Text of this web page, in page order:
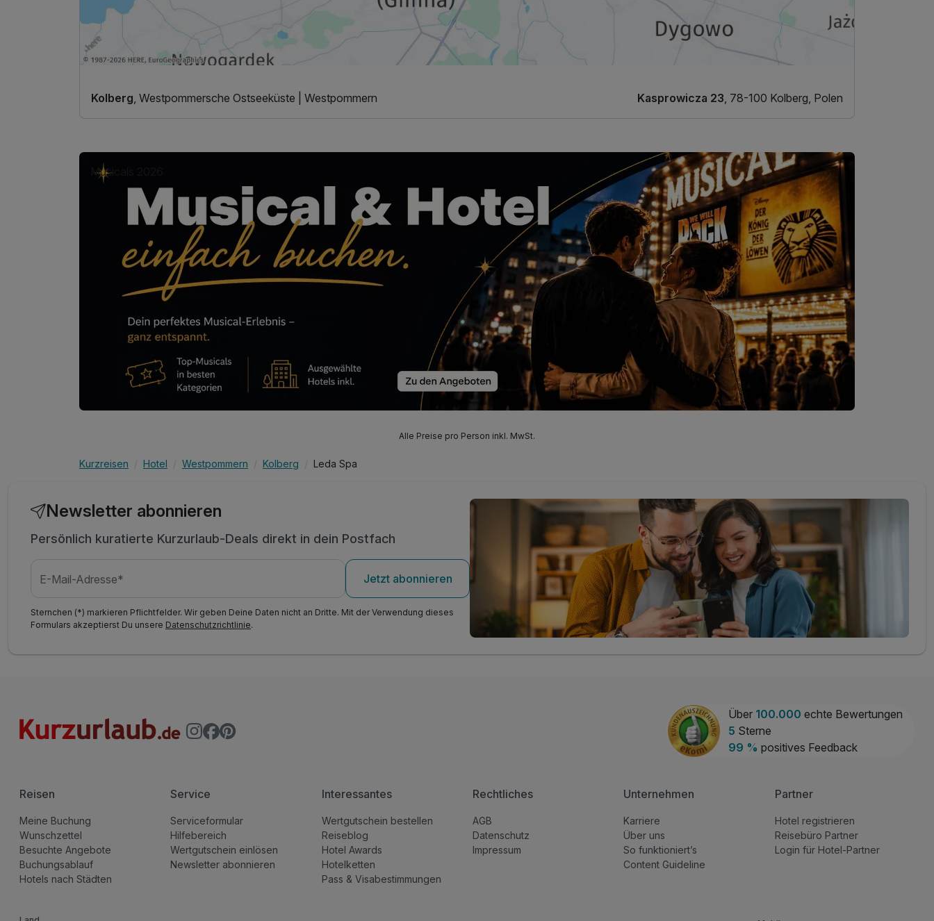
Kolberg, Westpommersche Ostseeküste | Westpommern Kasprowicza 23, 78-100 Kolberg, Polen
Musicals 2026
Alle Preise pro Person inkl. MwSt.
Kurzreisen Hotel Westpommern Kolberg Leda Spa
Newsletter abonnieren
Persönlich kuratierte Kurzurlaub-Deals direkt in dein Postfach
E-Mail-Adresse* Jetzt abonnieren
Sternchen (*) markieren Pflichtfelder. Wir geben Deine Daten nicht an Dritte. Mit der Verwendung dieses
Formulars akzeptierst Du unsere Datenschutzrichtlinie.
Über 100.000 echte Bewertungen
5 Sterne
99 % positives Feedback
Reisen
Meine Buchung
Wunschzettel
Besuchte Angebote
Buchungsablauf
Hotels nach Städten
Service
Serviceformular
Hilfebereich
Wertgutschein einlösen
Newsletter abonnieren
Interessantes
Wertgutschein bestellen
Reiseblog
Hotel Awards
Hotelketten
Pass & Visabestimmungen
Rechtliches
AGB
Datenschutz
Impressum
Unternehmen
Karriere
Über uns
So funktioniert’s
Content Guideline
Partner
Hotel registrieren
Reisebüro Partner
Login für Hotel-Partner